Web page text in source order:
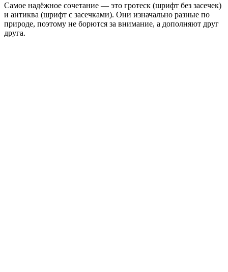
Самое надёжное сочетание — это гротеск (шрифт без засечек)
и антиква (шрифт с засечками). Они изначально разные по
природе, поэтому не борются за внимание, а дополняют друг
друга.